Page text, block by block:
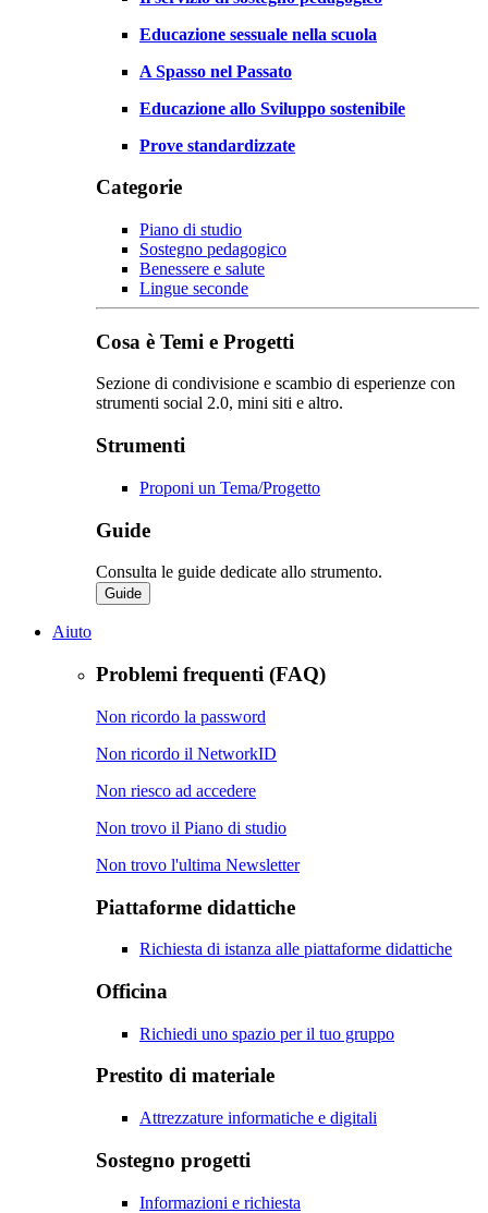
Educazione sessuale nella scuola
A Spasso nel Passato
Educazione allo Sviluppo sostenibile
Prove standardizzate
Categorie
Piano di studio
Sostegno pedagogico
Benessere e salute
Lingue seconde
Cosa è Temi e Progetti
Sezione di condivisione e scambio di esperienze con
strumenti social 2.0, mini siti e altro.
Strumenti
Proponi un Tema/Progetto
Guide
Consulta le guide dedicate allo strumento.
Guide
Aiuto
Problemi frequenti (FAQ)
Non ricordo la password
Non ricordo il NetworkID
Non riesco ad accedere
Non trovo il Piano di studio
Non trovo l'ultima Newsletter
Piattaforme didattiche
Richiesta di istanza alle piattaforme didattiche
Officina
Richiedi uno spazio per il tuo gruppo
Prestito di materiale
Attrezzature informatiche e digitali
Sostegno progetti
Informazioni e richiesta